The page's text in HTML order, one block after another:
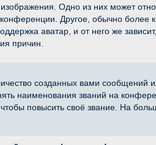
Одно из них может
Другое, обычно более
аватар, и от него же
причин.
созданных вами сообщений
наименования званий на
повысить своё звание. На